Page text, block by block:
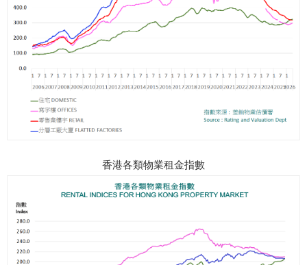
香港各類物業租金指數